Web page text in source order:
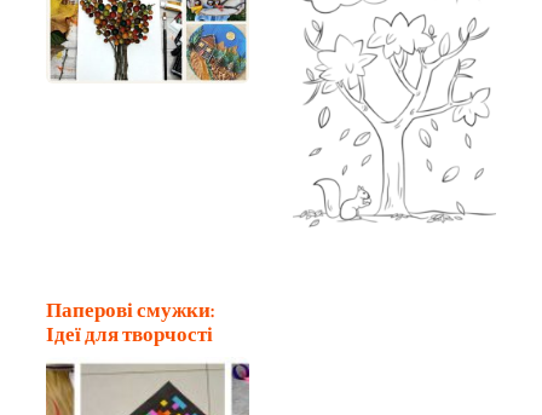
Паперові смужки:
Ідеї для творчості